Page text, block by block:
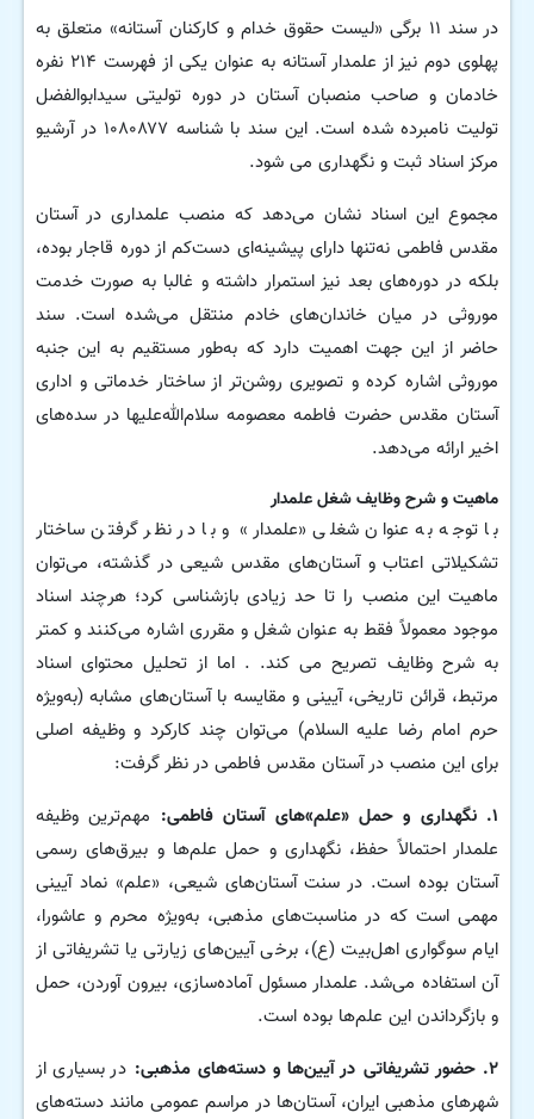
در سند ۱۱ برگی «لیست حقوق خدام و کارکنان آستانه» متعلق به
پهلوی دوم نیز از علمدار آستانه به عنوان یکی از فهرست ۲۱۴ نفره
خادمان و صاحب منصبان آستان در دوره تولیتی سیدابوالفضل
تولیت نامبرده شده است. این سند با شناسه ۱۰۸۰۸۷۷ در آرشیو
مرکز اسناد ثبت و نگهداری می شود.
مجموع این اسناد نشان می‌دهد که منصب علمداری در آستان
مقدس فاطمی نه‌تنها دارای پیشینه‌ای دست‌کم از دوره قاجار بوده،
بلکه در دوره‌های بعد نیز استمرار داشته و غالبا به صورت خدمت
موروثی در میان خاندان‌های خادم منتقل می‌شده است. سند
حاضر از این جهت اهمیت دارد که به‌طور مستقیم به این جنبه
موروثی اشاره کرده و تصویری روشن‌تر از ساختار خدماتی و اداری
آستان مقدس حضرت فاطمه معصومه سلام‌الله‌علیها در سده‌های
اخیر ارائه می‌دهد.
ماهیت و شرح وظایف شغل علمدار
با توجه به عنوان شغلی «علمدار» و با در نظر گرفتن ساختار
تشکیلاتی اعتاب و آستان‌های مقدس شیعی در گذشته، می‌توان
ماهیت این منصب را تا حد زیادی بازشناسی کرد؛ هرچند اسناد
موجود معمولاً فقط به عنوان شغل و مقرری اشاره می‌کنند و کمتر
به شرح وظایف تصریح می کند. . اما از تحلیل محتوای اسناد
مرتبط، قرائن تاریخی، آیینی و مقایسه با آستان‌های مشابه (به‌ویژه
حرم امام رضا علیه السلام) می‌توان چند کارکرد و وظیفه اصلی
برای این منصب در آستان مقدس فاطمی در نظر گرفت:
۱. نگهداری و حمل «علم»‌های آستان فاطمی: مهم‌ترین وظیفه
علمدار احتمالاً حفظ، نگهداری و حمل علم‌ها و بیرق‌های رسمی
آستان بوده است. در سنت آستان‌های شیعی، «علم» نماد آیینی
مهمی است که در مناسبت‌های مذهبی، به‌ویژه محرم و عاشورا،
ایام سوگواری اهل‌بیت (ع)، برخی آیین‌های زیارتی یا تشریفاتی از
آن استفاده می‌شد. علمدار مسئول آماده‌سازی، بیرون آوردن، حمل
و بازگرداندن این علم‌ها بوده است.
۲. حضور تشریفاتی در آیین‌ها و دسته‌های مذهبی:
در بسیاری از
شهرهای مذهبی ایران، آستان‌ها در مراسم عمومی مانند دسته‌های